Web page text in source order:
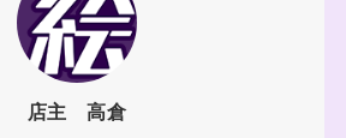
店主 高倉